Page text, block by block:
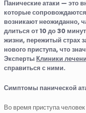
Панические атаки — это
которые
возникают неожиданно,
длиться от 10 до 30
жизни, пережитый страх
нового приступа, что
Эксперты Клиники
справиться с ними.
Симптомы панической
Во время приступа